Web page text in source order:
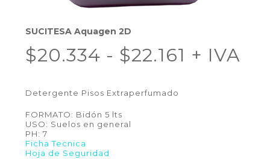
SUCITESA Aquagen 2D
$20.334 - $22.161 Rango
+ IVA
Detergente Pisos Extraperfumado
FORMATO: Bidón 5 lts
USO: Suelos en general
PH: 7
Ficha Tecnica
Hoja de Seguridad